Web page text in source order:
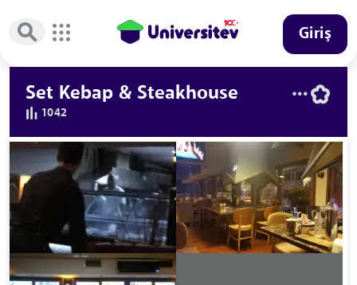
Giriş
Set Kebap & Steakhouse
1042